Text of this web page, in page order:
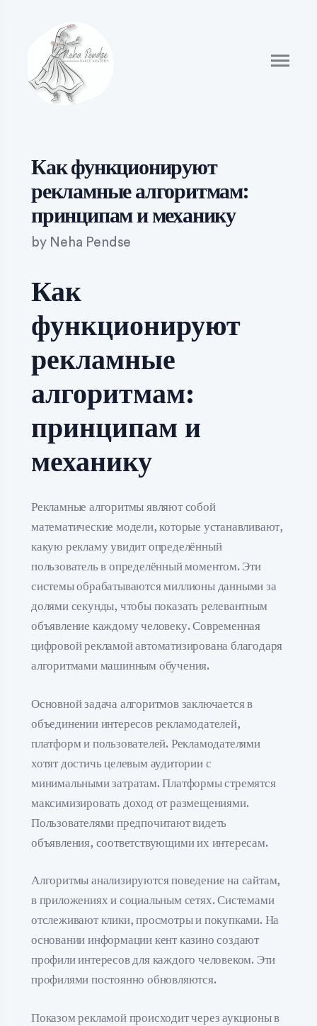
Как функционируют
рекламные алгоритмам:
принципам и механику
by Neha Pendse
Как
функционируют
рекламные
алгоритмам:
принципам и
механику
Рекламные алгоритмы являют собой
математические модели, которые устанавливают,
какую рекламу увидит определённый
пользователь в определённый моментом. Эти
системы обрабатываются миллионы данными за
долями секунды, чтобы показать релевантным
объявление каждому человеку. Современная
цифровой рекламой автоматизирована благодаря
алгоритмами машинным обучения.
Основной задача алгоритмов заключается в
объединении интересов рекламодателей,
платформ и пользователей. Рекламодателями
хотят достичь целевым аудитории с
минимальными затратам. Платформы стремятся
максимизировать доход от размещениями.
Пользователями предпочитают видеть
объявления, соответствующими их интересам.
Алгоритмы анализируются поведение на сайтам,
в приложениях и социальным сетях. Системами
отслеживают клики, просмотры и покупками. На
основании информации кент казино создают
профили интересов для каждого человеком. Эти
профилями постоянно обновляются.
Показом рекламой происходит через аукционы в